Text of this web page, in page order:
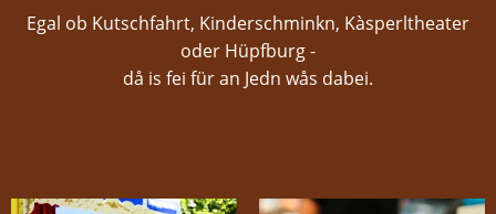
Egal ob Kutschfahrt, Kinderschminkn, Kàsperltheater
oder Hüpfburg -
då is fei für an Jedn wås dabei.